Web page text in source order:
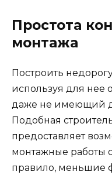
Простота
монтажа
Построить
используя для нее
даже не имеющий
Подобная
предоставляет
монтажные работы
правило, меньшие